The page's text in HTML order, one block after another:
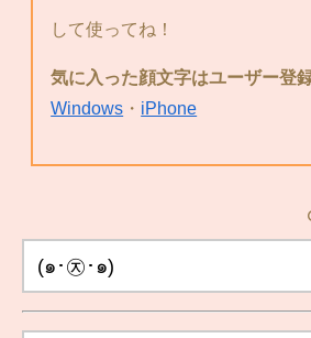
して使ってね！
気に入った顔文字はユーザー登
Windows ・ iPhone